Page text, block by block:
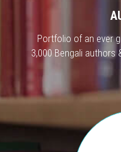
Portfolio of an ever
3,000 Bengali